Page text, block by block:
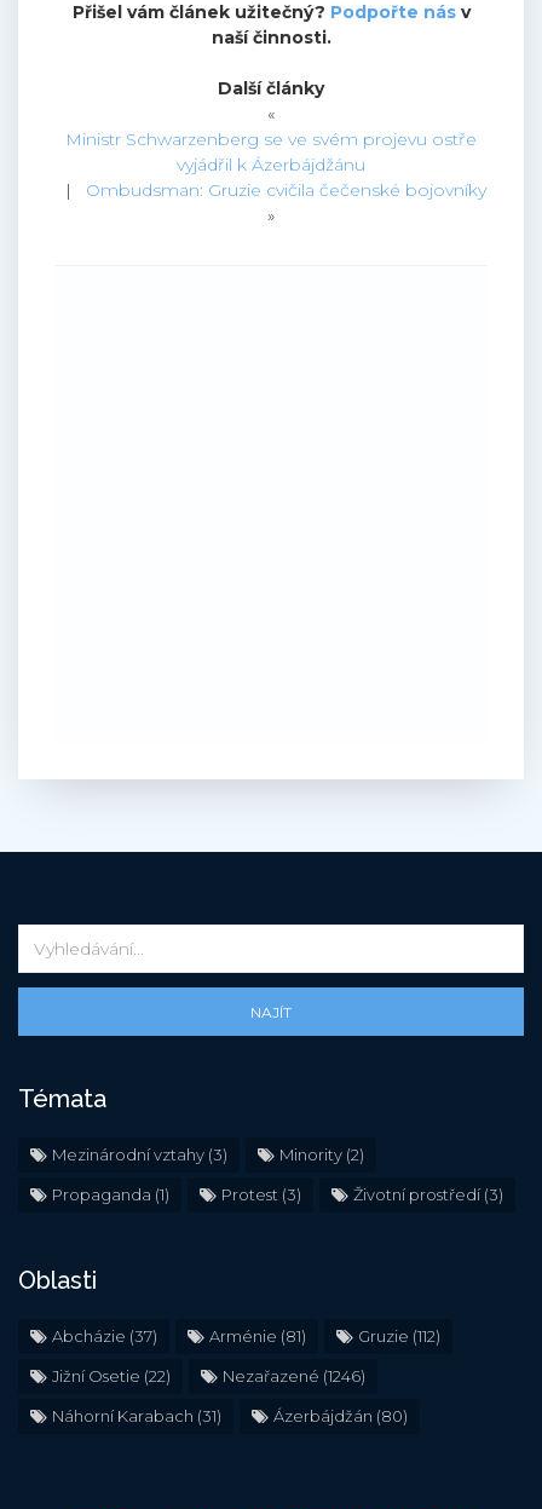
Přišel vám článek užitečný? Podpořte násv
naší činnosti.
Další články
«
Ministr Schwarzenberg se ve svém projevu ostře
vyjádřil k Ázerbájdžánu
| Ombudsman: Gruzie cvičila čečenské bojovníky
»
NAJÍT
Témata
Mezinárodní vztahy (3) Minority (2)
Propaganda (1) Protest (3) Životní prostředí(3)
Oblasti
Abcházie (37) Arménie (81) Gruzie (112)
Jižní Osetie (22) Nezařazené (1246)
Náhorní Karabach (31) Ázerbájdžán (80)